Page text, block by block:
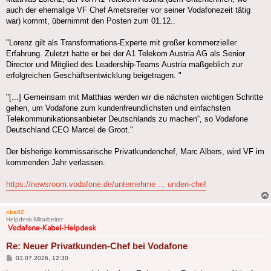
auch der ehemalige VF Chef Ametsreiter vor seiner Vodafonezeit tätig
war) kommt, übernimmt den Posten zum 01.12..
"Lorenz gilt als Transformations-Experte mit großer kommerzieller
Erfahrung. Zuletzt hatte er bei der A1 Telekom Austria AG als Senior
Director und Mitglied des Leadership-Teams Austria maßgeblich zur
erfolgreichen Geschäftsentwicklung beigetragen. "
"[...] Gemeinsam mit Matthias werden wir die nächsten wichtigen Schritte
gehen, um Vodafone zum kundenfreundlichsten und einfachsten
Telekommunikationsanbieter Deutschlands zu machen“, so Vodafone
Deutschland CEO Marcel de Groot."
Der bisherige kommissarische Privatkundenchef, Marc Albers, wird VF im
kommenden Jahr verlassen.
https://newsroom.vodafone.de/unternehme ... unden-chef
cka82
Helpdesk-Mitarbeiter
Re: Neuer Privatkunden-Chef bei Vodafone
Beitrag
03.07.2026, 12:30